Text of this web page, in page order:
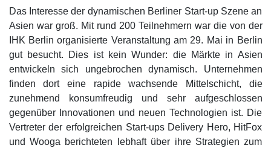
Das Interesse der dynamischen Berliner Start-up Szene an
Asien war groß. Mit rund 200 Teilnehmern war die von der
IHK Berlin organisierte Veranstaltung am 29. Mai in Berlin
gut besucht. Dies ist kein Wunder: die Märkte in Asien
entwickeln sich ungebrochen dynamisch. Unternehmen
finden dort eine rapide wachsende Mittelschicht, die
zunehmend konsumfreudig und sehr aufgeschlossen
gegenüber Innovationen und neuen Technologien ist. Die
Vertreter der erfolgreichen Start-ups Delivery Hero, HitFox
und Wooga berichteten lebhaft über ihre Strategien zum